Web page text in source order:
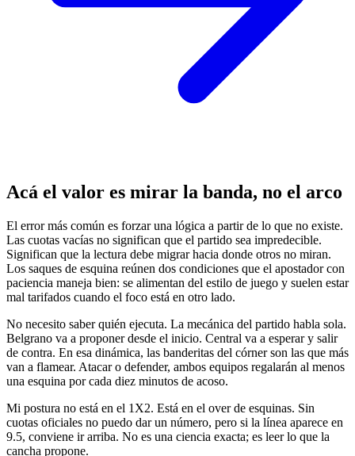
Acá el valor es mirar la banda, no el arco
El error más común es forzar una lógica a partir de lo que no existe.
Las cuotas vacías no significan que el partido sea impredecible.
Significan que la lectura debe migrar hacia donde otros no miran.
Los saques de esquina reúnen dos condiciones que el apostador con
paciencia maneja bien: se alimentan del estilo de juego y suelen estar
mal tarifados cuando el foco está en otro lado.
No necesito saber quién ejecuta. La mecánica del partido habla sola.
Belgrano va a proponer desde el inicio. Central va a esperar y salir
de contra. En esa dinámica, las banderitas del córner son las que más
van a flamear. Atacar o defender, ambos equipos regalarán al menos
una esquina por cada diez minutos de acoso.
Mi postura no está en el 1X2. Está en el over de esquinas. Sin
cuotas oficiales no puedo dar un número, pero si la línea aparece en
9.5, conviene ir arriba. No es una ciencia exacta; es leer lo que la
cancha propone.